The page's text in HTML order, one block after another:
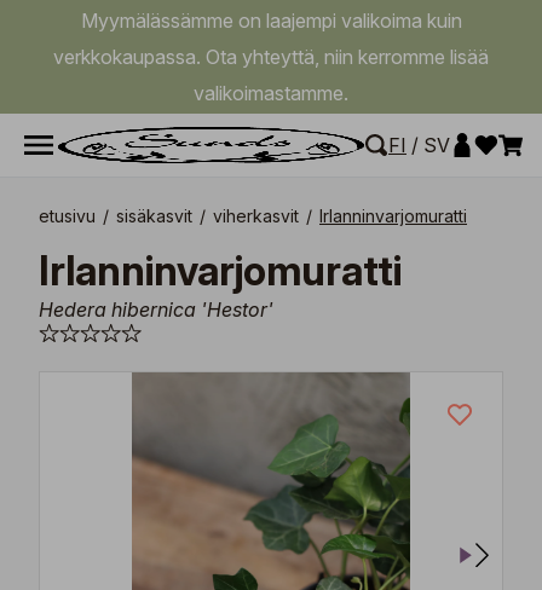
Myymälässämme on laajempi valikoima kuin
verkkokaupassa. Ota yhteyttä, niin kerromme lisää
valikoimastamme.
FI / SV
etusivu / sisäkasvit / viherkasvit / Irlanninvarjomuratti
Irlanninvarjomuratti
Hedera hibernica 'Hestor'